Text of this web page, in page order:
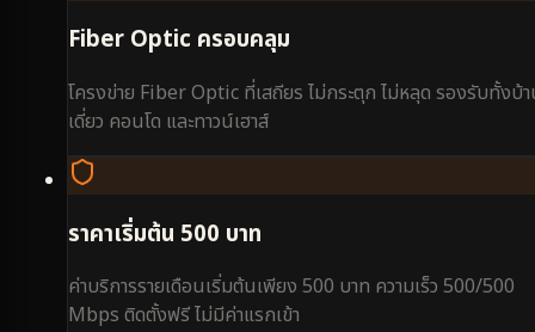
Fiber Optic ครอบคลุม
โครงข่าย Fiber Optic ที่เสถียร ไม่กระตุก ไม่หลุด รองรับทั้งบ้
เดี่ยว คอนโด และทาวน์เฮาส์
ราคาเริ่มต้น 500 บาท
ค่าบริการรายเดือนเริ่มต้นเพียง 500 บาท ความเร็ว 500/500
Mbps ติดตั้งฟรี ไม่มีค่าแรกเข้า